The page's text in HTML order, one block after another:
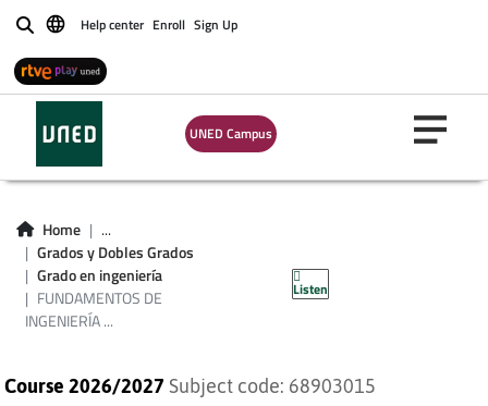
BuscarHelp center Enroll Sign Up
UNED Campus
Home
...
Grados y Dobles Grados
Grado en ingeniería
FUNDAMENTOS DE
INGENIERÍA ...
Listen
FUNDAMENTOS DE
INGENIERÍA
ELECTRÓNICA I
Course 2026/2027 Subject code: 68903015